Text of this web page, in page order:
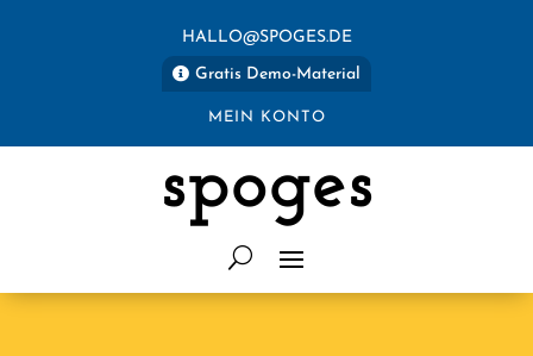
HALLO@SPOGES.DE
Gratis Demo-Material
MEIN KONTO
spoges